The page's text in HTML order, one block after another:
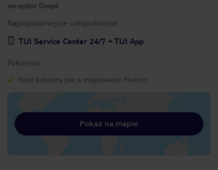
narzędzie DeepL
Najpopularniejsze udogodnienia:
TUI Service Center 24/7 + TUI App
Położenie:
Hotel położony jest w miejscowości Menton.
Pokaż na mapie